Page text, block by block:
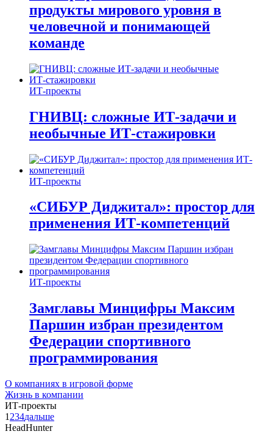
продукты мирового уровня в
человечной и понимающей
команде
ИТ-проекты
ГНИВЦ: сложные ИТ‑задачи и
необычные ИТ‑стажировки
ИТ-проекты
«СИБУР Диджитал»: простор для
применения ИТ-компетенций
ИТ-проекты
Замглавы Минцифры Максим
Паршин избран президентом
Федерации спортивного
программирования
О компаниях в игровой форме
Жизнь в компании
ИТ-проекты
1 234дальше
HeadHunter